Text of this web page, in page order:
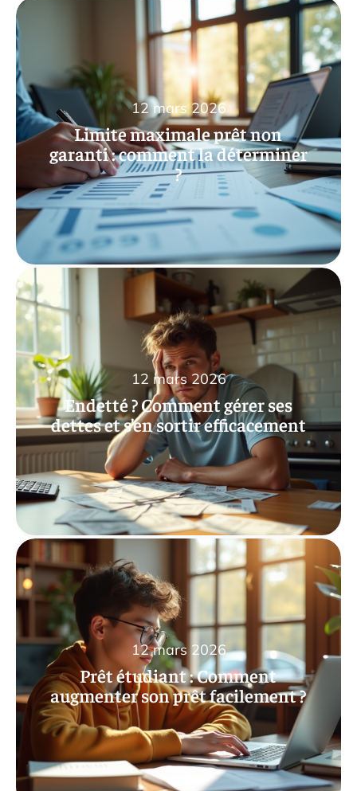
Limite maximale prêt non
garanti : comment la déterminer
?
12 mars 2026
Endetté ? Comment gérer ses
dettes et s’en sortir efficacement
12 mars 2026
Prêt étudiant : Comment
augmenter son prêt facilement ?
12 mars 2026